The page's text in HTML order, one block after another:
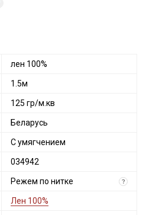
лен 100%
1.5м
125 гр/м.кв
Беларусь
С умягчением
034942
Режем по нитке ?
Лен 100%